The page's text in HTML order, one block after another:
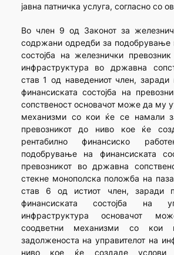
јавна патничка услуга, согласно со
Во член 9 од Законот за
содржани одредби за подобрување
состојба на железнички
инфраструктура во државна
став 1 од наведениот член,
финансиската состојба на
сопственост основачот може да му
механизми со кои ќе се намали
превозникот до ниво кое ќе
рентабилно финансиско
подобрување на финансиската
превозникот во државна
стекне монополска положба на
став 6 од истиот член, заради
финансиската состојба на
инфраструктура основачот
соодветни механизми со
задолженоста на управителот на
ниво кое ќе создаде услови